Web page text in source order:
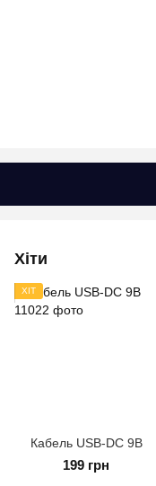
Хіти
ХІТ
Кабель USB-DC 9В
199 грн